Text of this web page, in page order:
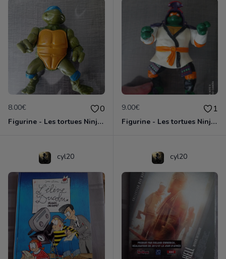
8.00€ 0
Figurine - Les tortues Ninja - Leonardo
9.00€ 1
Figurine - Les tortues Ninja - Michelangelo
cyl20 cyl20